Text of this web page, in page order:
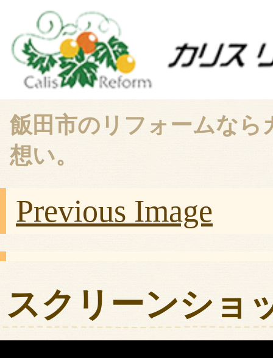
飯田市のリフォームな
想い。
Previous Image
スクリーンショ